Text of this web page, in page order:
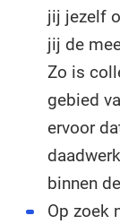
jij jezelf
jij de
Zo is
gebied
ervoor
binnen
Op zoek